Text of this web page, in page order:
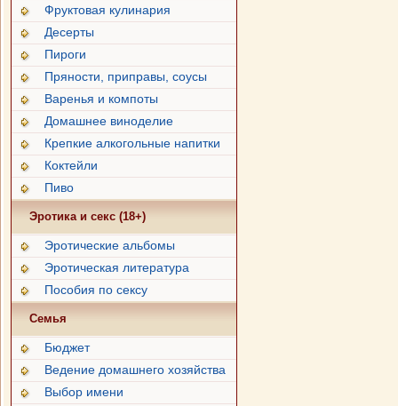
Фруктовая кулинария
Десерты
Пироги
Пряности, приправы, соусы
Варенья и компоты
Домашнее виноделие
Крепкие алкогольные напитки
Коктейли
Пиво
Эротика и секс (18+)
Эротические альбомы
Эротическая литература
Пособия по сексу
Семья
Бюджет
Ведение домашнего хозяйства
Выбор имени